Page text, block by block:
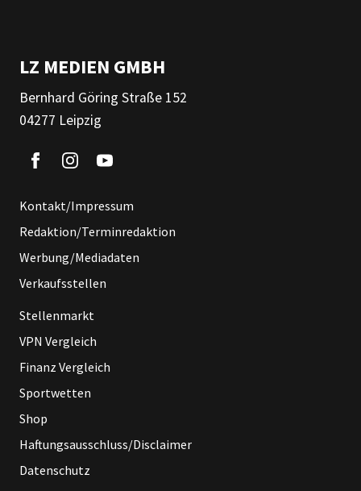
LZ MEDIEN GMBH
Bernhard Göring Straße 152
04277 Leipzig
Kontakt/Impressum
Redaktion/Terminredaktion
Werbung/Mediadaten
Verkaufsstellen
Stellenmarkt
VPN Vergleich
Finanz Vergleich
Sportwetten
Shop
Haftungsausschluss/Disclaimer
Datenschutz